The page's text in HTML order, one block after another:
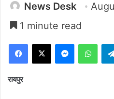
News Desk
1 minute read
Facebook
X Messenger
रायपुर